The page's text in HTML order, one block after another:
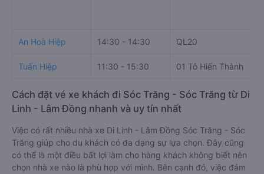
An Hoà Hiệp 14:30 - 14:30 QL20
Tuấn Hiệp 11:30 - 15:30 01 Tô Hiến Thành
Cách đặt vé xe khách đi Sóc Trăng - Sóc Trăng từ Di
Linh - Lâm Đồng nhanh và uy tín nhất
Việc có rất nhiều nhà xe Di Linh - Lâm Đồng Sóc Trăng - Sóc
Trăng giúp cho du khách có đa dạng sự lựa chọn. Đây cũng
có thể là một điều bất lợi làm cho hàng khách không biết nên
chọn nhà xe nào là phù hợp với mình. Bên cạnh đó, việc đảm